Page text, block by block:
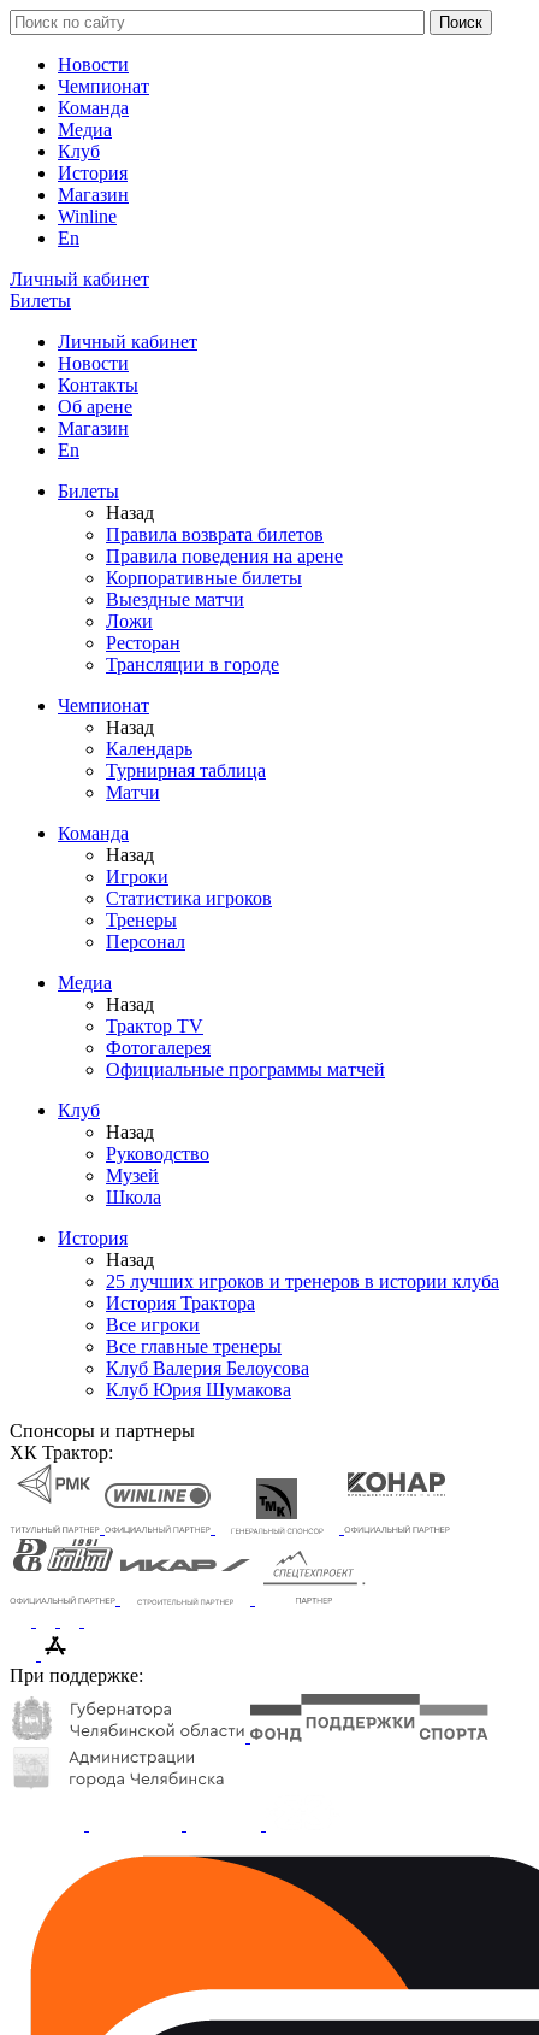
Новости
Чемпионат
Команда
Медиа
Клуб
История
Магазин
Winline
En
Личный кабинет
Билеты
Личный кабинет
Новости
Контакты
Об арене
Магазин
En
Билеты
Назад
Правила возврата билетов
Правила поведения на арене
Корпоративные билеты
Выездные матчи
Ложи
Ресторан
Трансляции в городе
Чемпионат
Назад
Календарь
Турнирная таблица
Матчи
Команда
Назад
Игроки
Статистика игроков
Тренеры
Персонал
Медиа
Назад
Трактор TV
Фотогалерея
Официальные программы матчей
Клуб
Назад
Руководство
Музей
Школа
История
Назад
25 лучших игроков и тренеров в истории клуба
История Трактора
Все игроки
Все главные тренеры
Клуб Валерия Белоусова
Клуб Юрия Шумакова
Спонсоры и партнеры
ХК Трактор:
При поддержке: